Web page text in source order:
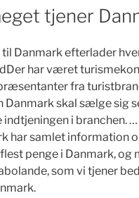
tjener
Danmark efterlader
har været
fra
Danmark skal sælge sig
i branchen.
har samlet information
penge i Danmark, og
som vi tjener